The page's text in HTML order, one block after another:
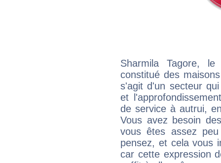
Sharmila Tagore,
constitué des
s'agit d'un secteur
et
de service à autrui,
Vous avez besoin
vous êtes assez
pensez, et cela vous
car cette expression